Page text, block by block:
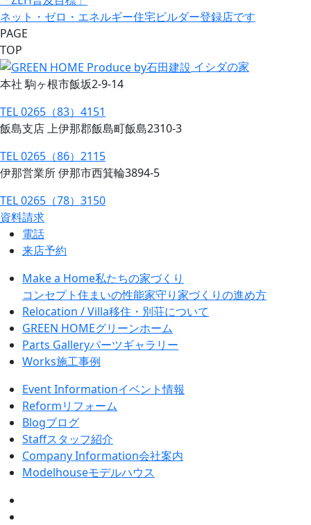
ネット・ゼロ・エネルギー住宅ビルダー登録店です
PAGE
TOP
イシダの家
本社 駒ヶ根市飯坂2-9-14
TEL 0265（83）4151
飯島支店 上伊那郡飯島町飯島2310-3
TEL 0265（86）2115
伊那営業所 伊那市西箕輪3894-5
TEL 0265（78）3150
資料請求
電話
来店予約
Make a Home私たちの家づくり
コンセプト住まいの性能家守り家づくりの進め方
Relocation / Villa移住・別荘について
GREEN HOMEグリーンホーム
Parts Galleryパーツギャラリー
Works施工事例
Event Informationイベント情報
Reformリフォーム
Blogブログ
Staffスタッフ紹介
Company Information会社案内
Modelhouseモデルハウス